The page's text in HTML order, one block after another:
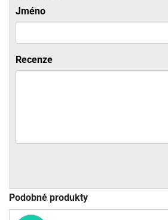
Jméno
Recenze
Podobné produkty